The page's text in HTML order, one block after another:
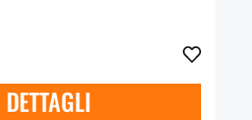
DETTAGLI